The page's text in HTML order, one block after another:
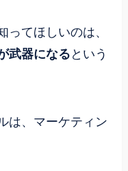
ってほしいのは、
武器になる という
は、マーケティン